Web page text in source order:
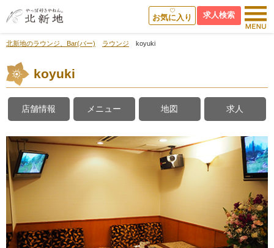
求人検索
お気に入り
北新地のラウンジ、Bar(バー) ラウンジ koyuki
koyuki
店舗情報 メニュー 地図 求人